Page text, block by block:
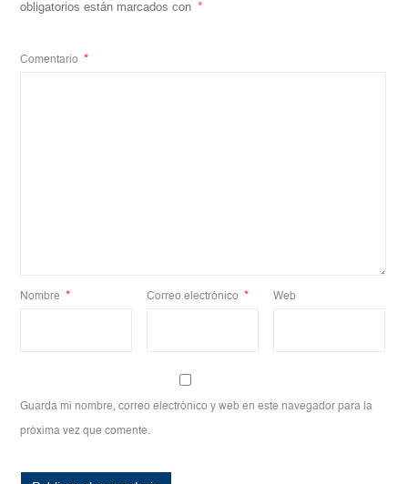
obligatorios están marcados con *
Comentario *
Nombre * Correo electrónico * Web
Guarda mi nombre, correo electrónico y web en este navegador para la
próxima vez que comente.